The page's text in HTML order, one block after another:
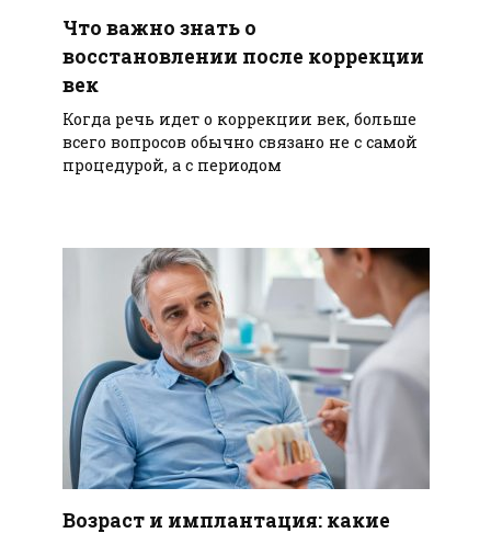
Что важно знать о
восстановлении после коррекции
век
Когда речь идет о коррекции век, больше
всего вопросов обычно связано не с самой
процедурой, а с периодом
Возраст и имплантация: какие